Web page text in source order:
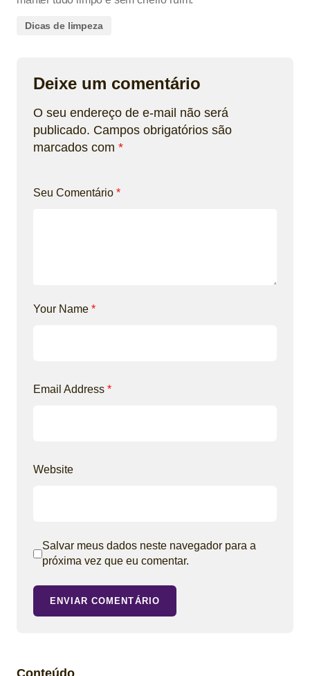
Dicas de limpeza
Deixe um comentário
O seu endereço de e-mail não será
publicado. Campos obrigatórios são
marcados com *
Seu Comentário *
Your Name *
Email Address *
Website
Salvar meus dados neste navegador para a
próxima vez que eu comentar.
ENVIAR COMENTÁRIO